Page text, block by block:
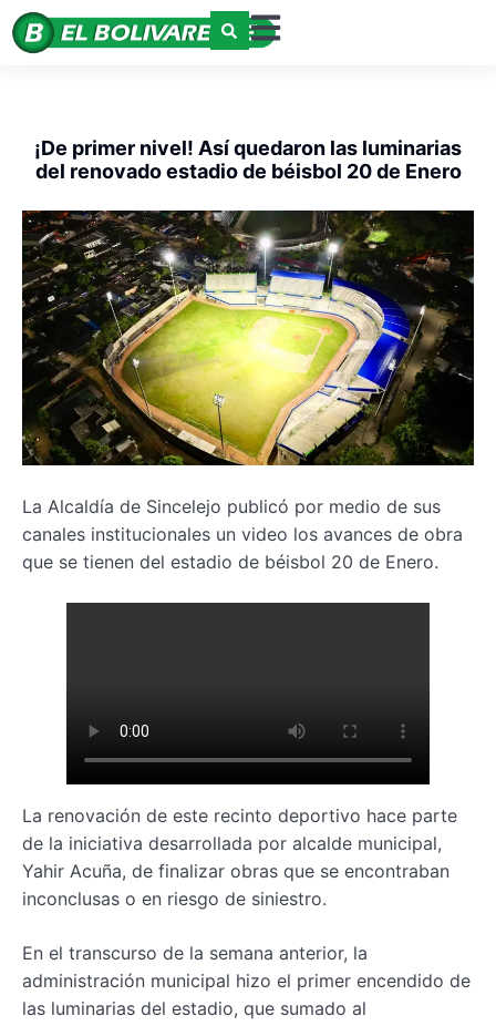
¡De primer nivel! Así quedaron las luminarias
del renovado estadio de béisbol 20 de Enero
La Alcaldía de Sincelejo publicó por medio de sus
canales institucionales un video los avances de obra
que se tienen del estadio de béisbol 20 de Enero.
La renovación de este recinto deportivo hace parte
de la iniciativa desarrollada por alcalde municipal,
Yahir Acuña, de finalizar obras que se encontraban
inconclusas o en riesgo de siniestro.
En el transcurso de la semana anterior, la
administración municipal hizo el primer encendido de
las luminarias del estadio, que sumado al